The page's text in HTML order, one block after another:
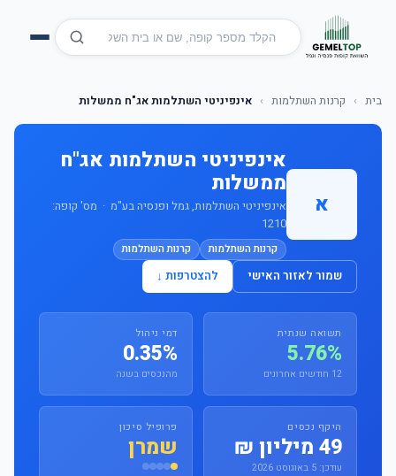
בית › קרנות השתלמות › אינפיניטי השתלמות אג"ח ממשלות
א
אינפיניטי השתלמות אג"ח
ממשלות
אינפיניטי השתלמות, גמל ופנסיה בע"מ · מס' קופה:
1210
קרנות השתלמות קרנות השתלמות
שמור לאזור האישי להצטרפות ↓
תשואה שנתית
5.76%
12 חודשים אחרונים
דמי ניהול
0.35%
מהנכסים בשנה
היקף נכסים
49 מיליון ₪
עודכן: 5 באוגוסט 2026
פרופיל סיכון
שמרן